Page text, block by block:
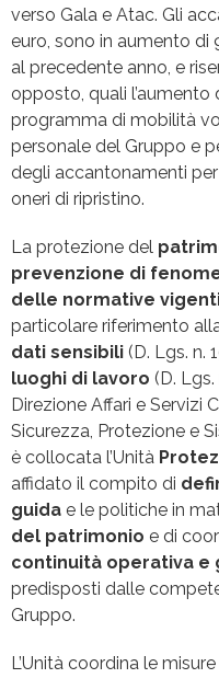
verso Gala e Atac. Gli
euro, sono in aumento di
al precedente anno, e
opposto, quali
programma di mobilità
personale del Gruppo e
degli accantonamenti
oneri di ripristino.
La protezione del
prevenzione di
delle normative
particolare riferimento
dati sensibili (D. Lgs. n.
luoghi di lavoro (D.
Direzione Affari e Servizi
Sicurezza, Protezione e
è collocata l’Unità
affidato il compito di
guida e le politiche in
del patrimonio e di
continuità operativa
predisposti dalle
Gruppo.
L’Unità coordina le